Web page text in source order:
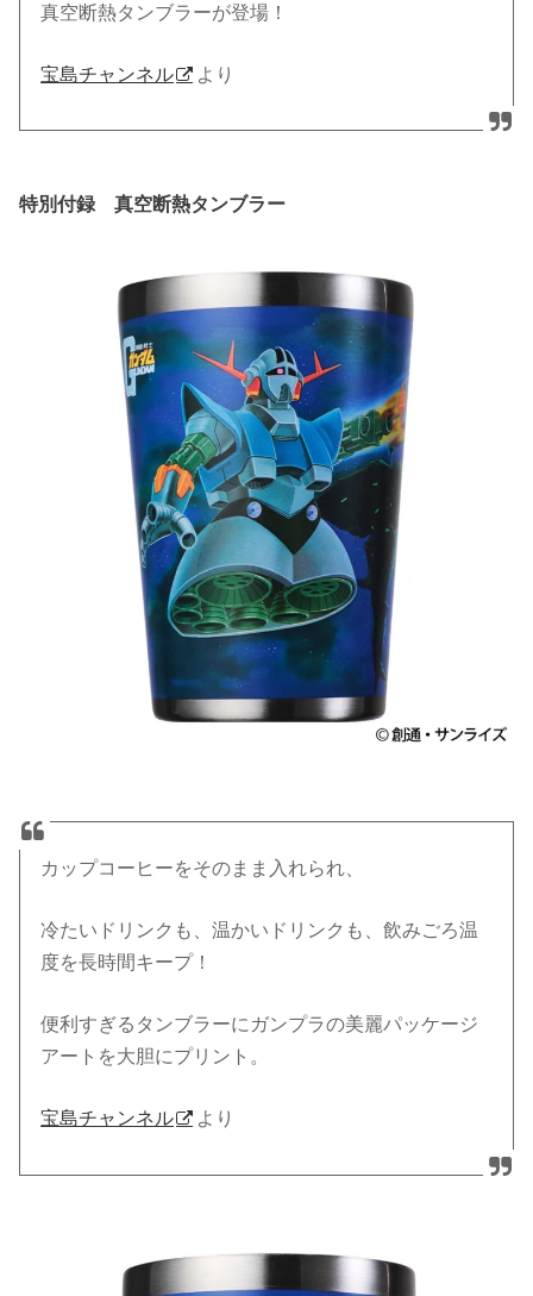
真空断熱タンブラーが登場！
宝島チャンネル より
特別付録 真空断熱タンブラー
カップコーヒーをそのまま入れられ、
冷たいドリンクも、温かいドリンクも、飲みごろ温
度を長時間キープ！
便利すぎるタンブラーにガンプラの美麗パッケージ
アートを大胆にプリント。
宝島チャンネル より